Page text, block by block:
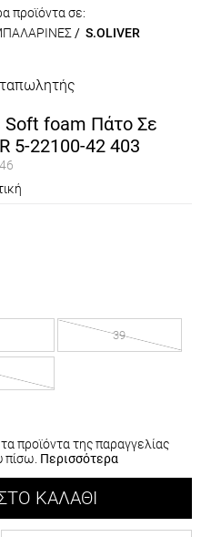
προϊόντα σε:
/ S.OLIVER
Soft foam Πάτο Σε
5-22100-42 403
39
προϊόντα της παραγγελίας
πίσω. Περισσότερα
ΚΑΛΆΘΙ